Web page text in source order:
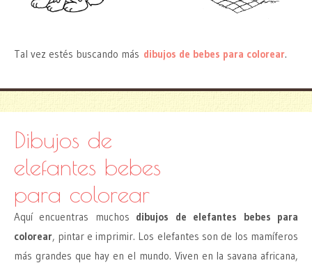
Tal vez estés buscando más dibujos de bebes para colorear.
Dibujos de
elefantes bebes
para colorear
Aquí encuentras muchos dibujos de elefantes bebes para
colorear, pintar e imprimir. Los elefantes son de los mamíferos
más grandes que hay en el mundo. Viven en la savana africana,